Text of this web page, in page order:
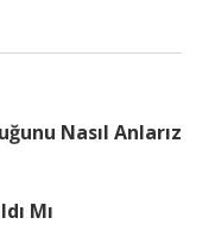
Nasıl Anlarız
Mı